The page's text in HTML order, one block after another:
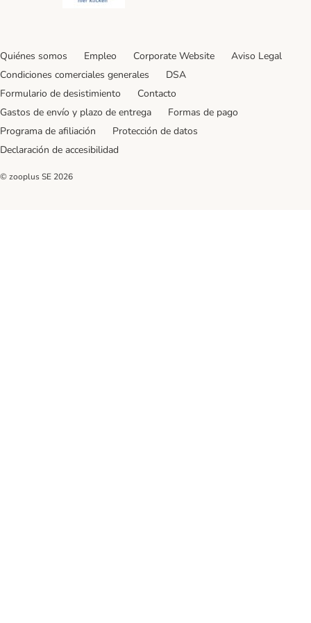
Quiénes somos Empleo Corporate Website
Aviso Legal
Condiciones comerciales generales
DSA
Formulario de desistimiento
Contacto
Gastos de envío y plazo de entrega
Formas de pago
Programa de afiliación
Protección de datos
Declaración de accesibilidad
© zooplus SE 2026